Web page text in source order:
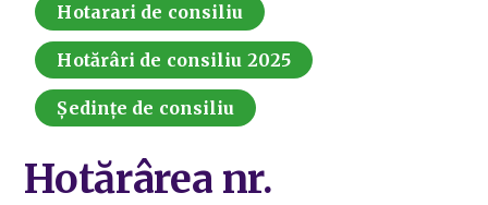
Hotarari de consiliu
Hotărâri de consiliu 2025
Ședințe de consiliu
Hotărârea nr.